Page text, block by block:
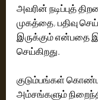
அவரின் நடிப்புத்
முகத்தை, பதிவு
இருக்கும் என்பதை
செய்கிறது.
குடும்பங்கள்
அம்சங்களும்